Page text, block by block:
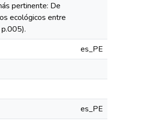
pertinente: De
ecológicos entre
es_PE
es_PE